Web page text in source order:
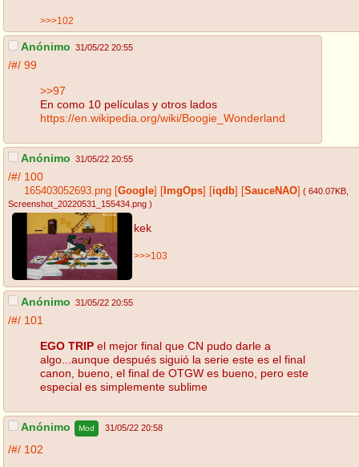
>>>102
Anónimo 31/05/22 20:55
/#/ 99
>>97
En como 10 películas y otros lados
https://en.wikipedia.org/wiki/Boogie_Wonderland
Anónimo 31/05/22 20:55
/#/ 100
165403052693.png Google ImgOps iqdb SauceNAO ( 640.07KB
Screenshot_20220531_155434.png )
kek
>>>103
Anónimo 31/05/22 20:55
/#/ 101
EGO TRIP el mejor final que CN pudo darle a
algo...aunque después siguió la serie este es el final
canon, bueno, el final de OTGW es bueno, pero este
especial es simplemente sublime
Anónimo Mod 31/05/22 20:58
/#/ 102